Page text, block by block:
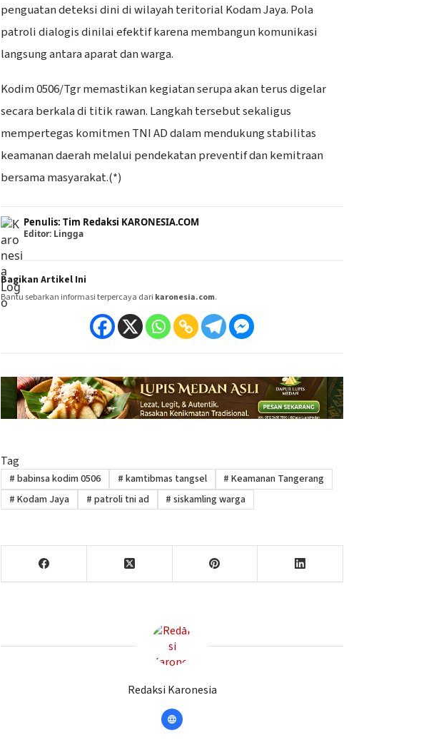
penguatan deteksi dini di wilayah teritorial Kodam Jaya. Pola
patroli dialogis dinilai efektif karena membangun komunikasi
langsung antara aparat dan warga.
Kodim 0506/Tgr memastikan kegiatan serupa akan terus digelar
secara berkala di titik rawan. Langkah tersebut sekaligus
mempertegas komitmen TNI AD dalam mendukung stabilitas
keamanan daerah melalui pendekatan preventif dan kemitraan
bersama masyarakat.(*)
Penulis: Tim Redaksi KARONESIA.COM
Editor: Lingga
Bagikan Artikel Ini
Bantu sebarkan informasi terpercaya dari karonesia.com.
Tag
# babinsa kodim 0506 # kamtibmas tangsel # Keamanan Tangerang
# Kodam Jaya # patroli tni ad # siskamling warga
Redaksi Karonesia